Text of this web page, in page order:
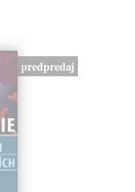
predpredaj